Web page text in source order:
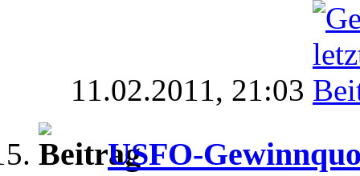
11.02.2011, 21:03
USFO-